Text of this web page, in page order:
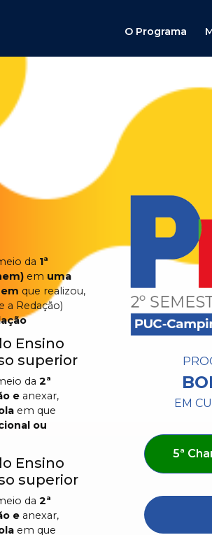
O Programa
da 1ª
em uma
que realizou,
a Redação)
Ensino
superior
da 2ª
e anexar,
em que
ou
Ensino
superior
da 2ª
e anexar,
em que
EM
5ª